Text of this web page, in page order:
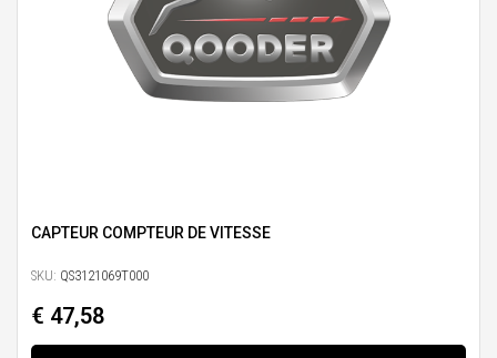
CAPTEUR COMPTEUR DE VITESSE
SKU: QS3121069T000
€ 47,58